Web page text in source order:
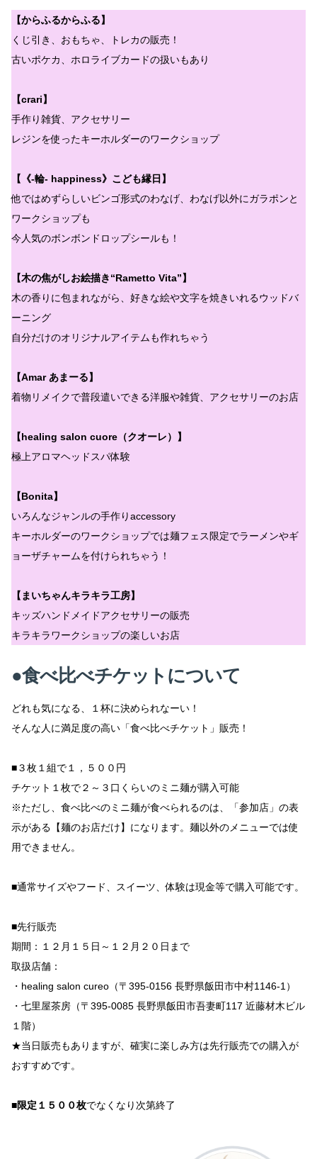
【からふるからふる】
くじ引き、おもちゃ、トレカの販売！
古いポケカ、ホロライブカードの扱いもあり
【crari】
手作り雑貨、アクセサリー
レジンを使ったキーホルダーのワークショップ
【《-輪- happiness》こども縁日】
他ではめずらしいビンゴ形式のわなげ、わなげ以外にガラポンと
ワークショップも
今人気のボンボンドロップシールも！
【木の焦がしお絵描き“Rametto Vita”】
木の香りに包まれながら、好きな絵や文字を焼きいれるウッドバ
ーニング
自分だけのオリジナルアイテムも作れちゃう
【Amar あまーる】
着物リメイクで普段遣いできる洋服や雑貨、アクセサリーのお店
【healing salon cuore（クオーレ）】
極上アロマヘッドスパ体験
【Bonita】
いろんなジャンルの手作りaccessory
キーホルダーのワークショップでは麺フェス限定でラーメンやギ
ョーザチャームを付けられちゃう！
【まいちゃんキラキラ工房】
キッズハンドメイドアクセサリーの販売
キラキラワークショップの楽しいお店
●食べ比べチケットについて
どれも気になる、１杯に決められなーい！
そんな人に満足度の高い「食べ比べチケット」販売！
■３枚１組で１，５００円
チケット１枚で２～３口くらいのミニ麺が購入可能
※ただし、食べ比べのミニ麺が食べられるのは、「参加店」の表
示がある【麺のお店だけ】になります。麺以外のメニューでは使
用できません。
■通常サイズやフード、スイーツ、体験は現金等で購入可能です。
■先行販売
期間：１２月１５日～１２月２０日まで
取扱店舗：
・healing salon cureo（〒395-0156 長野県飯田市中村1146-1）
・七里屋茶房（〒395-0085 長野県飯田市吾妻町117 近藤材木ビル
１階）
★当日販売もありますが、確実に楽しみ方は先行販売での購入が
おすすめです。
■限定１５００枚でなくなり次第終了